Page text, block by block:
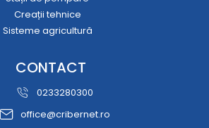
Creații tehnice
Sisteme agricultură
CONTACT
0233280300
office@cribernet.ro